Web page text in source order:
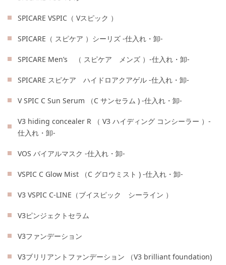
SPICARE VSPIC（ Vスピック ）
SPICARE（ スピケア ）シーリズ -仕入れ・卸-
SPICARE Men’s （ スピケア メンズ ）-仕入れ・卸-
SPICARE スピケア ハイドロアクアゲル -仕入れ・卸-
V SPIC C Sun Serum （C サンセラム ) -仕入れ・卸-
V3 hiding concealer R （ V3 ハイディング コンシーラー ）-
仕入れ・卸-
VOS バイアルマスク -仕入れ・卸-
VSPIC C Glow Mist （C グロウミスト ) -仕入れ・卸-
V3 VSPIC C-LINE（ブイスピック シーライン ）
V3ピンジェクトセラム
V3ファンデーション
V3ブリリアントファンデーション （V3 brilliant foundation)